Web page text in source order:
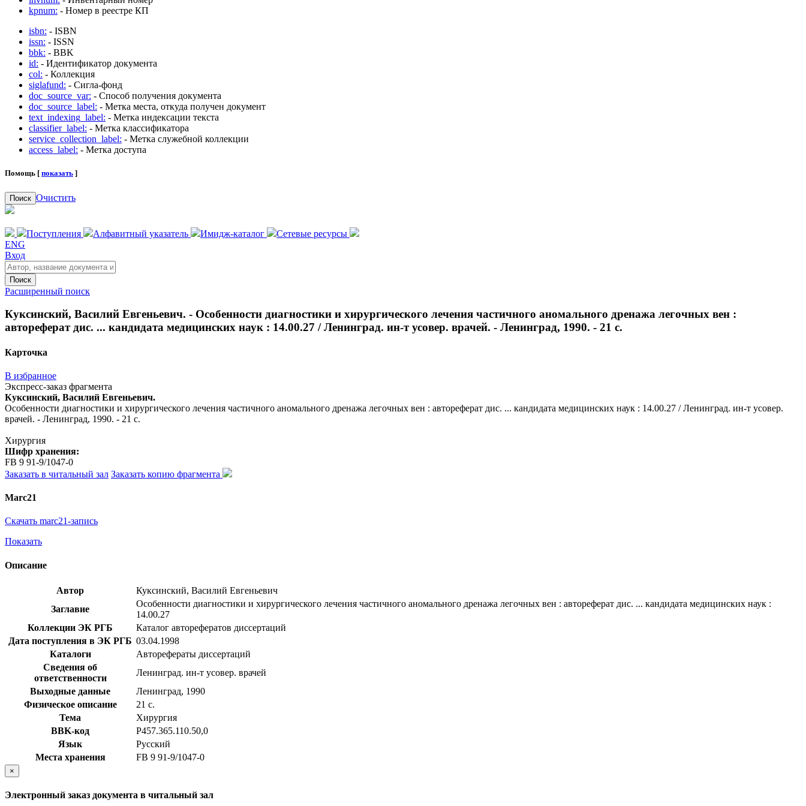
kpnum: - Номер в реестре КП
isbn: - ISBN
issn: - ISSN
bbk: - BBK
id: - Идентификатор документа
col: - Коллекция
siglafund: - Сигла-фонд
doc_source_var: - Способ получения документа
doc_source_label: - Метка места, откуда получен документ
text_indexing_label: - Метка индексации текста
classifier_label: - Метка классификатора
service_collection_label: - Метка служебной коллекции
access_label: - Метка доступа
Помощь [ показать ]
Поиск Очистить
Поступления Алфавитный указатель Имидж-каталог
Сетевые ресурсы
ENG
Вход
Поиск
Расширенный поиск
Куксинский, Василий Евгеньевич. - Особенности диагностики и хирургического лечения частичного аномального дренажа легочных вен :
автореферат дис. ... кандидата медицинских наук : 14.00.27 / Ленинград. ин-т усовер. врачей. - Ленинград, 1990. - 21 с.
Карточка
В избранное
Экспресс-заказ фрагмента
Куксинский, Василий Евгеньевич.
Особенности диагностики и хирургического лечения частичного аномального дренажа легочных вен : автореферат дис. ... кандидата медицинских наук : 14.00.27 / Ленинград. ин-т усовер.
врачей. - Ленинград, 1990. - 21 с.
Хирургия
Шифр хранения:
FB 9 91-9/1047-0
Заказать в читальный зал Заказать копию фрагмента
Marc21
Скачать marc21-запись
Показать
Описание
Автор
Куксинский, Василий Евгеньевич
Заглавие
Особенности диагностики и хирургического лечения частичного аномального дренажа легочных вен : автореферат дис. ... кандидата медицинских наук :
14.00.27
Коллекции ЭК РГБ
Каталог авторефератов диссертаций
Дата поступления в ЭК РГБ 03.04.1998
Каталоги
Авторефераты диссертаций
Сведения об
ответственности
Ленинград. ин-т усовер. врачей
Выходные данные
Ленинград, 1990
Физическое описание
21 с.
Тема
Хирургия
BBK-код
Р457.365.110.50,0
Язык
Русский
Места хранения
FB 9 91-9/1047-0
×
Электронный заказ документа в читальный зал